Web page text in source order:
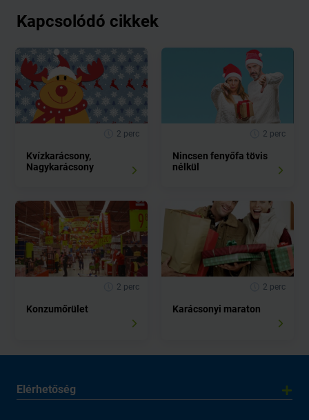
Kapcsolódó cikkek
2 perc
Kvízkarácsony,
Nagykarácsony
2 perc
Nincsen fenyőfa tövis
nélkül
2 perc
Konzumőrület
2 perc
Karácsonyi maraton
Elérhetőség